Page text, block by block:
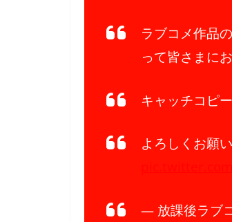
ラブコメ作品
って皆さまに
キャッチコピ
よろしくお願
— 放課後ラブ